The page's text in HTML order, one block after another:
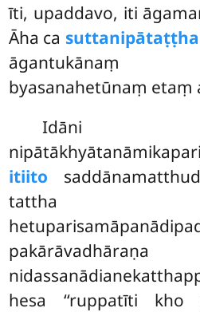
īti, upaddavo, iti
Āha ca
āgantukānaṃ
byasanahetūnaṃ etaṃ
Idāni
itiito
pakārāvadhāraṇa
hesa ‘‘ruppatīti kho